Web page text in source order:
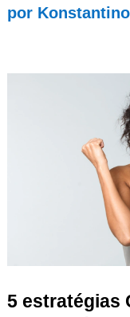
por
5 estratégias